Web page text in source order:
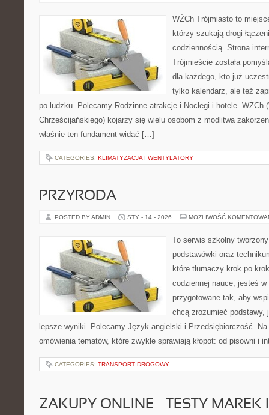
WŻCh Trójmiasto to
którzy szukają drogi
codziennością. Strona
Trójmieście została
dla każdego, kto już
tylko kalendarz, ale też
po ludzku. Polecamy Rodzinne atrakcje i Noclegi i hotele. WŻCh
Chrześcijańskiego) kojarzy się wielu osobom z modlitwą
właśnie ten fundament widać […]
CATEGORIES: KLIMATYZACJA I WENTYLATORY
PRZYRODA
POSTED BY ADMIN STY - 14 - 2026 MOŻLIWOŚĆ
To serwis szkolny
podstawówki oraz
które tłumaczy krok po
codziennej nauce, jesteś
przygotowane tak, aby
chcą zrozumieć podstawy,
lepsze wyniki. Polecamy Język angielski i Przedsiębiorczość.
omówienia tematów, które zwykle sprawiają kłopot: od pisowni i
CATEGORIES: TRANSPORT DROGOWY
ZAKUPY ONLINE – TESTY MAREK